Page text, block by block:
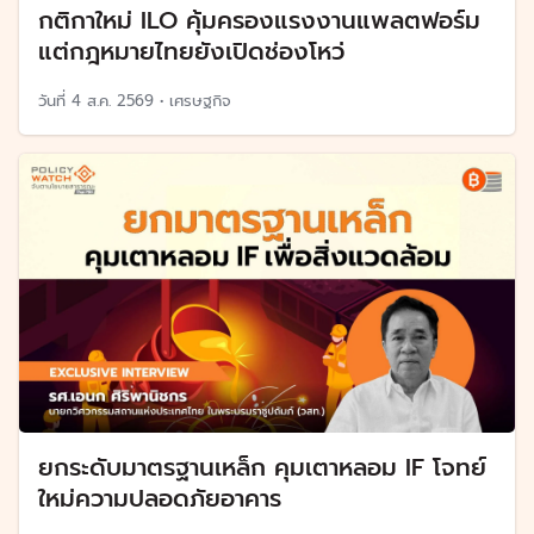
กติกาใหม่ ILO คุ้มครองแรงงานแพลตฟอร์ม
แต่กฎหมายไทยยังเปิดช่องโหว่
วันที่ 4 ส.ค. 2569 • เศรษฐกิจ
ยกระดับมาตรฐานเหล็ก คุมเตาหลอม IF โจทย์
ใหม่ความปลอดภัยอาคาร